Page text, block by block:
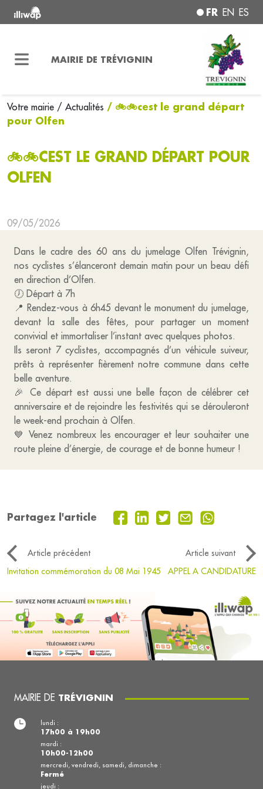
FR EN ES
MAIRIE DE TRÉVIGNIN
Votre mairie / Actualités / 🚲🚲cest le grand départ
pour Olfen
🚲🚲CEST LE GRAND DÉPART POUR
OLFEN
09/05/2026
Dans le cadre des 60 ans du jumelage Olfen Trévignin,
nos cyclistes s’élanceront demain matin pour un beau défi
en direction d’Olfen.
🕖 Départ à 7h
📍 Rendez-vous à 6h45 devant le monument du jumelage,
devant la salle des fêtes, pour partager un moment
convivial et immortaliser l’instant avec quelques photos.
Ils seront 7 cyclistes, accompagnés d’un véhicule suiveur,
prêts à représenter fièrement notre commune dans cette
belle aventure.
🎉 Ce départ est aussi une belle façon de célébrer cet
anniversaire et de rejoindre les festivités qui se dérouleront
le week-end prochain à Olfen.
💙 Venez nombreux les encourager et leur souhaiter une
route pleine d’énergie, de courage et de bonne humeur !
Partagez l'article
Article précédent
Article suivant
Invitation commémoration du 08 Mai 1945
APPEL A CANDIDATURE
MAIRIE DE TRÉVIGNIN
lundi :
17h00 à 19h00
mardi :
10h00-12h00
mercredi, vendredi, samedi, dimanche :
Fermé
jeudi :